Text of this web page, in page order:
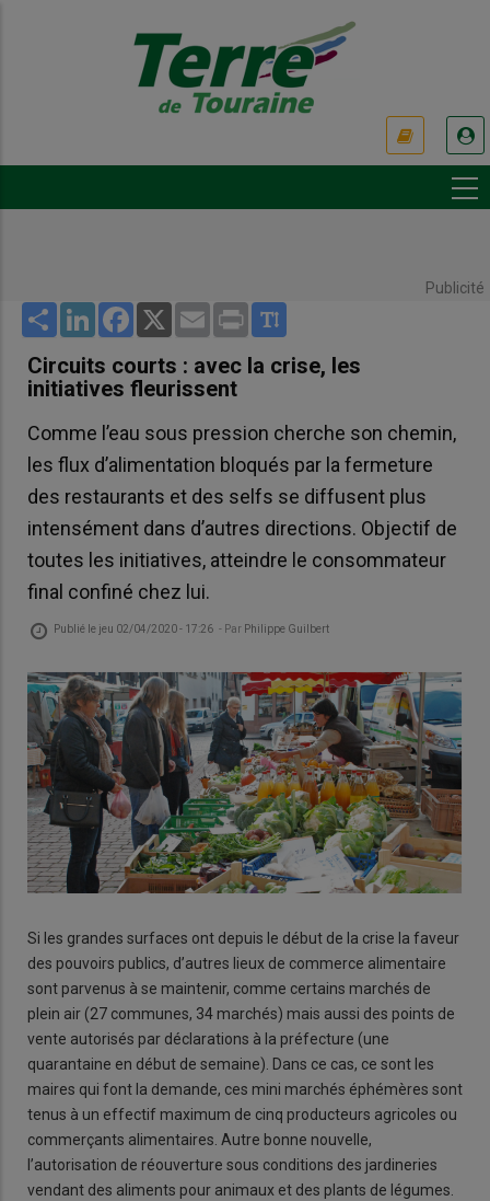
Publicité
Share LinkedInFacebook
X Email Print
Circuits courts : avec la crise, les
initiatives fleurissent
Comme l’eau sous pression cherche son chemin,
les flux d’alimentation bloqués par la fermeture
des restaurants et des selfs se diffusent plus
intensément dans d’autres directions. Objectif de
toutes les initiatives, atteindre le consommateur
final confiné chez lui.
Publié le jeu 02/04/2020 - 17:26 - Par Philippe Guilbert
Si les grandes surfaces ont depuis le début de la crise la faveur
des pouvoirs publics, d’autres lieux de commerce alimentaire
sont parvenus à se maintenir, comme certains marchés de
plein air (27 communes, 34 marchés) mais aussi des points de
vente autorisés par déclarations à la préfecture (une
quarantaine en début de semaine). Dans ce cas, ce sont les
maires qui font la demande, ces mini marchés éphémères sont
tenus à un effectif maximum de cinq producteurs agricoles ou
commerçants alimentaires. Autre bonne nouvelle,
l’autorisation de réouverture sous conditions des jardineries
vendant des aliments pour animaux et des plants de légumes.